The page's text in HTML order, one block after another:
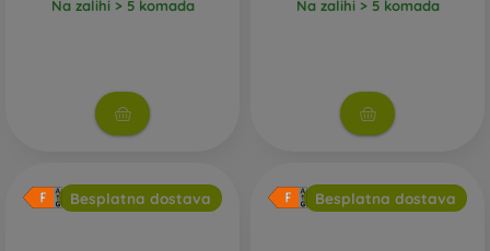
Na zalihi > 5 komada Na zalihi > 5 komada
Besplatna dostava Besplatna dostava